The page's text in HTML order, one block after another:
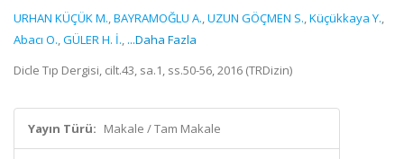
URHAN KÜÇÜK M.,BAYRAMOĞLU A.,UZUN GÖÇMEN S.,Küçükkaya Y.,
Abacı O.,GÜLER H. İ., ...Daha Fazla
Dicle Tıp Dergisi, cilt.43, sa.1, ss.50-56, 2016 (TRDizin)
Yayın Türü: Makale / Tam Makale